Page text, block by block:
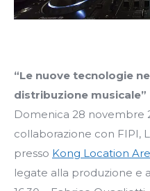
“Le nuove tecnologie
distribuzione musicale”
Domenica 28 novembre
collaborazione con FIPI,
presso Kong Location
legate alla produzione e